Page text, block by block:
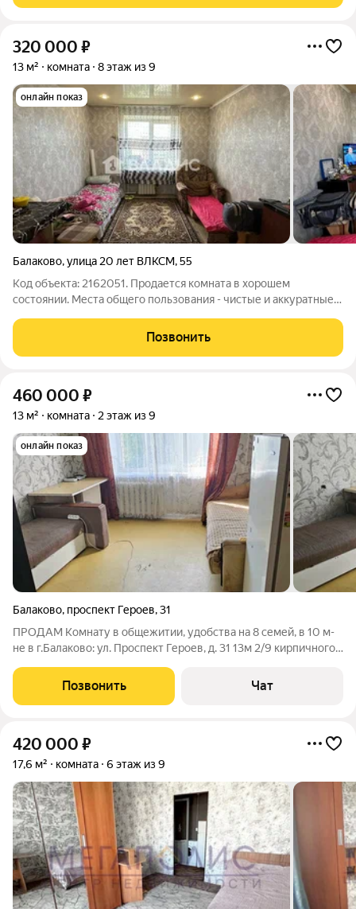
320 000 ₽
13 м² комната 8 этаж из 9
онлайн показ
Балаково,улица 20 лет ВЛКСМ,55
Код объекта: 2162051. Продается комната в хорошем
состоянии. Места общего пользования - чистые и аккуратные.
проживания, так и для аренды.Позвонить
460 000 ₽
13 м² комната 2 этаж из 9
онлайн показ
Балаково, проспект Героев,31
ПРОДАМ Комнату в общежитии, удобства на 8 семей, в 10 м-
не в г.Балаково: ул. Проспект Героев, д. 31 13м 2/9 кирпичного
семей Удобное расположение: Рядом детский сад Рядом
магазины
Позвонить Чат
420 000 ₽
17,6 м² комната 6 этаж из 9